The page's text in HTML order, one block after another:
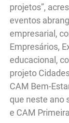
projetos”,
eventos
empresarial,
Empresários,
educacional,
projeto
CAM Bem-
que neste ano
e CAM